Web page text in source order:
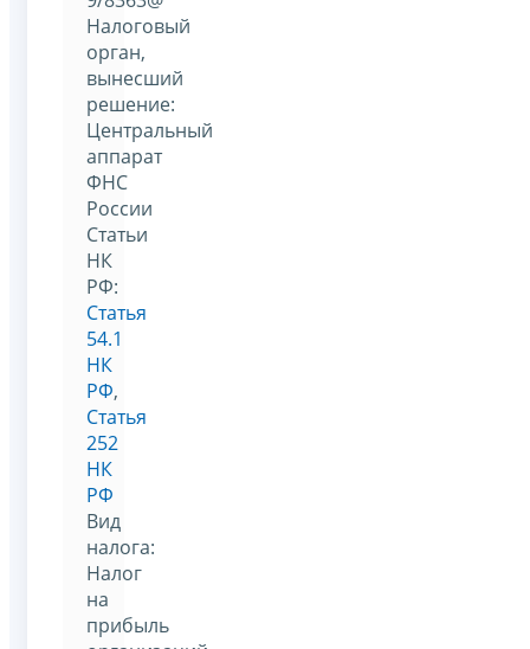
Налоговый
орган,
вынесший
решение:
Центральный
аппарат
ФНС
России
Статьи
НК
РФ:
Статья
54.1
НК
РФ,
Статья
252
НК
РФ
Вид
налога:
Налог
на
прибыль